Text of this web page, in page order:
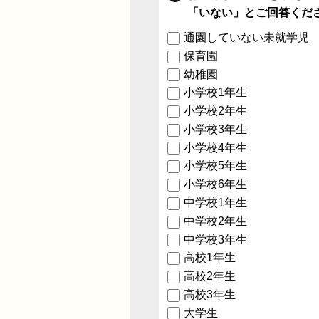
「いない」とご回答くだ
通園していない未就学児
保育園
幼稚園
小学校1年生
小学校2年生
小学校3年生
小学校4年生
小学校5年生
小学校6年生
中学校1年生
中学校2年生
中学校3年生
高校1年生
高校2年生
高校3年生
大学生